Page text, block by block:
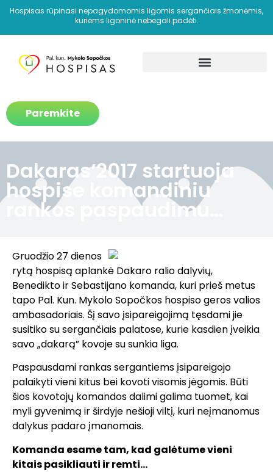
Hospisas rūpinasi nepagydomomis ligomis sergančiais žmonėmis,
kuriems ligoninė nebegali padėti.
Paremkite
Dakaras’2017 startuoja
hospise komandiniu
rankos paspaudimu…
Gruodžio 27 dienos
rytą hospisą aplankė Dakaro ralio dalyvių,
Benedikto ir Sebastijano komanda, kuri prieš metus
tapo Pal. Kun. Mykolo Sopočkos hospiso geros valios
ambasadoriais. Šį savo įsipareigojimą tęsdami jie
susitiko su sergančiais palatose, kurie kasdien įveikia
savo „dakarą” kovoje su sunkia liga.
Paspausdami rankas sergantiems įsipareigojo
palaikyti vieni kitus bei kovoti visomis jėgomis. Būti
šios kovotojų komandos dalimi galima tuomet, kai
myli gyvenimą ir širdyje nešioji viltį, kuri neįmanomus
dalykus padaro įmanomais.
Komanda esame tam, kad galėtume vieni
kitais pasikliauti ir remti…